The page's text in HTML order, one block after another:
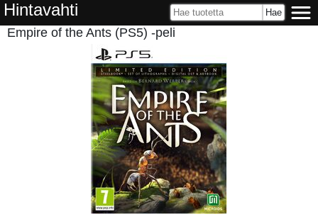
Hintavahti
Empire of the Ants (PS5) -peli